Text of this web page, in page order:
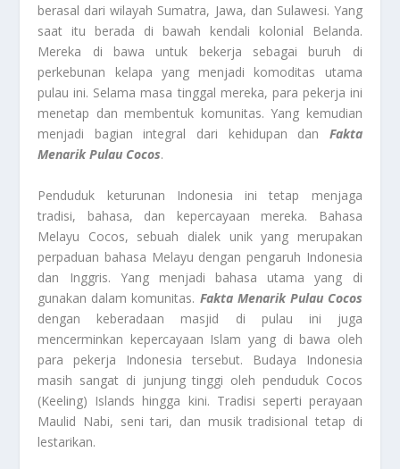
berasal dari wilayah Sumatra, Jawa, dan Sulawesi. Yang
saat itu berada di bawah kendali kolonial Belanda.
Mereka di bawa untuk bekerja sebagai buruh di
perkebunan kelapa yang menjadi komoditas utama
pulau ini. Selama masa tinggal mereka, para pekerja ini
menetap dan membentuk komunitas. Yang kemudian
menjadi bagian integral dari kehidupan dan Fakta
Menarik Pulau Cocos.
Penduduk keturunan Indonesia ini tetap menjaga
tradisi, bahasa, dan kepercayaan mereka. Bahasa
Melayu Cocos, sebuah dialek unik yang merupakan
perpaduan bahasa Melayu dengan pengaruh Indonesia
dan Inggris. Yang menjadi bahasa utama yang di
gunakan dalam komunitas. Fakta Menarik Pulau Cocos
dengan keberadaan masjid di pulau ini juga
mencerminkan kepercayaan Islam yang di bawa oleh
para pekerja Indonesia tersebut. Budaya Indonesia
masih sangat di junjung tinggi oleh penduduk Cocos
(Keeling) Islands hingga kini. Tradisi seperti perayaan
Maulid Nabi, seni tari, dan musik tradisional tetap di
lestarikan.